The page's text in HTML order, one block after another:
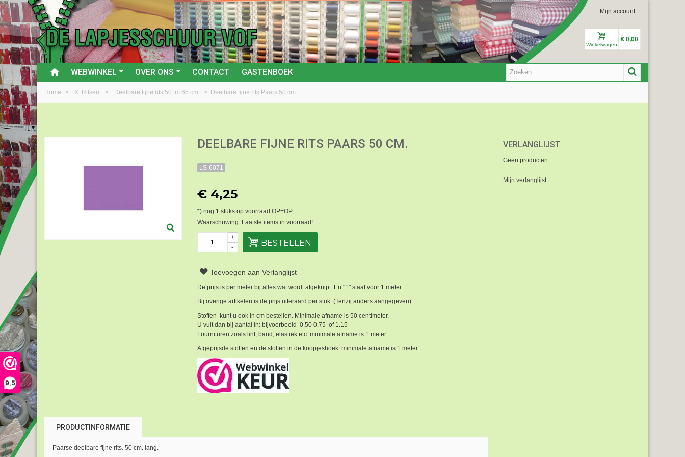
9,5
Mijn account
Winkelwagen
€ 0,00
WEBWINKEL OVER ONS CONTACT GASTENBOEK
Home > X: Ritsen > Deelbare fijne rits 50 tm 65 cm > Deelbare fijne rits Paars 50 cm.
DEELBARE FIJNE RITS PAARS 50 CM.
LS-6071
€ 4,25
*) nog 1 stuks op voorraad OP=OP
Waarschuwing: Laatste items in voorraad!
-
+
BESTELLEN
Toevoegen aan Verlanglijst
De prijs is per meter bij alles wat wordt afgeknipt. En "1" staat voor 1 meter.
Bij overige artikelen is de prijs uiteraard per stuk. (Tenzij anders aangegeven).
Stoffen kunt u ook in cm bestellen. Minimale afname is 50 centimeter.
U vult dan bij aantal in: bijvoorbeeld 0.50 0.75 of 1.15
Fournituren zoals lint, band, elastiek etc: minimale afname is 1 meter.
Afgeprijsde stoffen en de stoffen in de koopjeshoek: minimale afname is 1 meter.
PRODUCTINFORMATIE
Paarse deelbare fijne rits. 50 cm. lang.
VERLANGLIJST
Geen producten
Mijn verlanglijst